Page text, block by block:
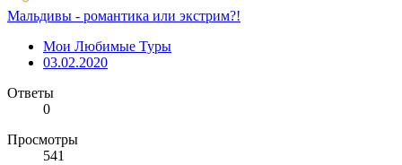
Мальдивы - романтика или экстрим?!
Мои Любимые Туры
03.02.2020
Ответы
0
Просмотры
541